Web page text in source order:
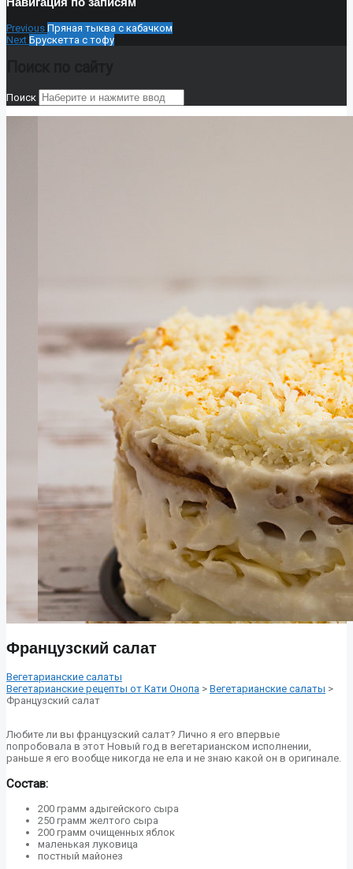
Previous Пряная тыква с кабачком
Next Брускетта с тофу
Поиск
Французский салат
Вегетарианские салаты
Вегетарианские рецепты от Кати Онопа > Вегетарианские салаты >
Французский салат
Любите ли вы французский салат? Лично я его впервые
попробовала в этот Новый год в вегетарианском исполнении,
раньше я его вообще никогда не ела и не знаю какой он в оригинале.
Состав:
200 грамм адыгейского сыра
250 грамм желтого сыра
200 грамм очищенных яблок
маленькая луковица
постный майонез